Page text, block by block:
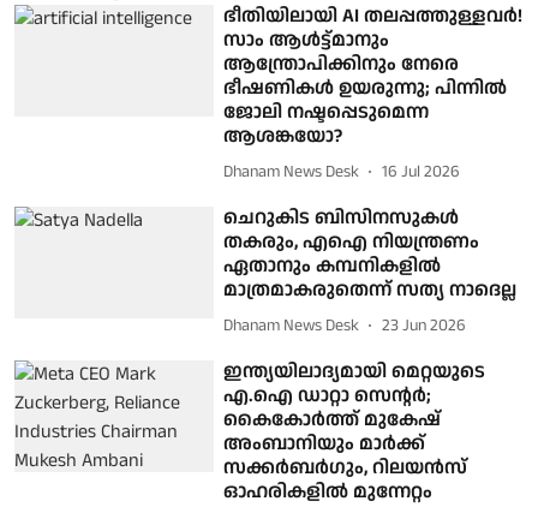
ഭീതിയിലായി AI തലപ്പത്തുള്ളവർ!
സാം ആൾട്ട്മാനും
ആന്ത്രോപിക്കിനും നേരെ
ഭീഷണികൾ ഉയരുന്നു; പിന്നിൽ
ജോലി നഷ്ടപ്പെടുമെന്ന
ആശങ്കയോ?
Dhanam News Desk 16 Jul 2026
ചെറുകിട ബിസിനസുകൾ
തകരും, എഐ നിയന്ത്രണം
ഏതാനും കമ്പനികളിൽ
മാത്രമാകരുതെന്ന് സത്യ നാദെല്ല
Dhanam News Desk 23 Jun 2026
ഇന്ത്യയിലാദ്യമായി മെറ്റയുടെ
എ.ഐ ഡാറ്റാ സെന്റര്‍;
കൈകോര്‍ത്ത് മുകേഷ്
അംബാനിയും മാര്‍ക്ക്
സക്കര്‍ബര്‍ഗും, റിലയന്‍സ്
ഓഹരികളില്‍ മുന്നേറ്റം